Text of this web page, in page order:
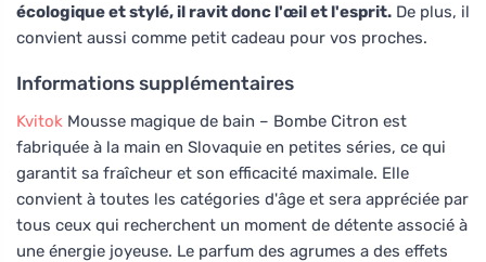
écologique et stylé, il ravit donc l'œil et l'esprit. De plus, il
convient aussi comme petit cadeau pour vos proches.
Informations supplémentaires
Kvitok Mousse magique de bain – Bombe Citron est
fabriquée à la main en Slovaquie en petites séries, ce qui
garantit sa fraîcheur et son efficacité maximale. Elle
convient à toutes les catégories d'âge et sera appréciée par
tous ceux qui recherchent un moment de détente associé à
une énergie joyeuse. Le parfum des agrumes a des effets